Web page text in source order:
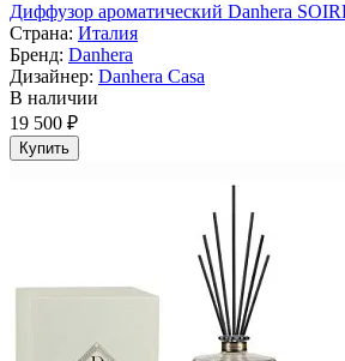
Диффузор ароматический Danhera
Страна: Италия
Бренд: Danhera
Дизайнер: Danhera Casa
В наличии
19 500 ₽
Купить